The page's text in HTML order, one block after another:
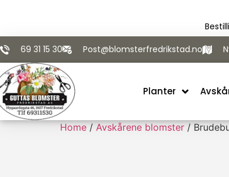
69 31 15 30
Post@blomsterfredrikstad.no
Planter
Home / Avskårene blomster /